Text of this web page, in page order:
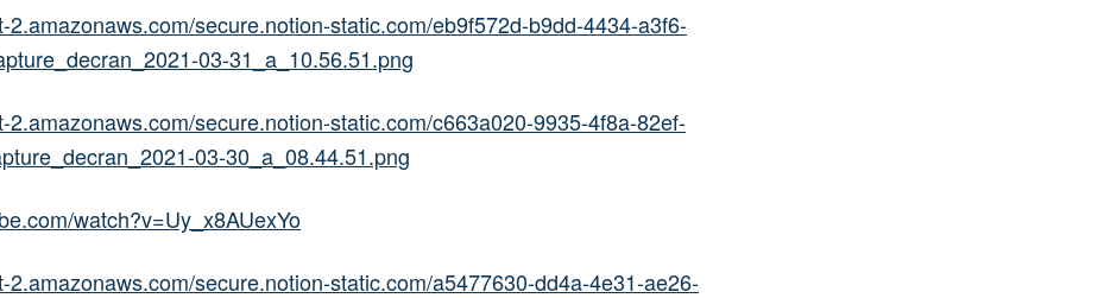
2.amazonaws.com/secure.notion-static.com/eb9f572d-b9dd-4434-a3f6-
03-31_a_10.56.51.png
2.amazonaws.com/secure.notion-static.com/c663a020-9935-4f8a-82ef-
03-30_a_08.44.51.png
watch?v=Uy_x8AUexYo
2.amazonaws.com/secure.notion-static.com/a5477630-dd4a-4e31-ae26-